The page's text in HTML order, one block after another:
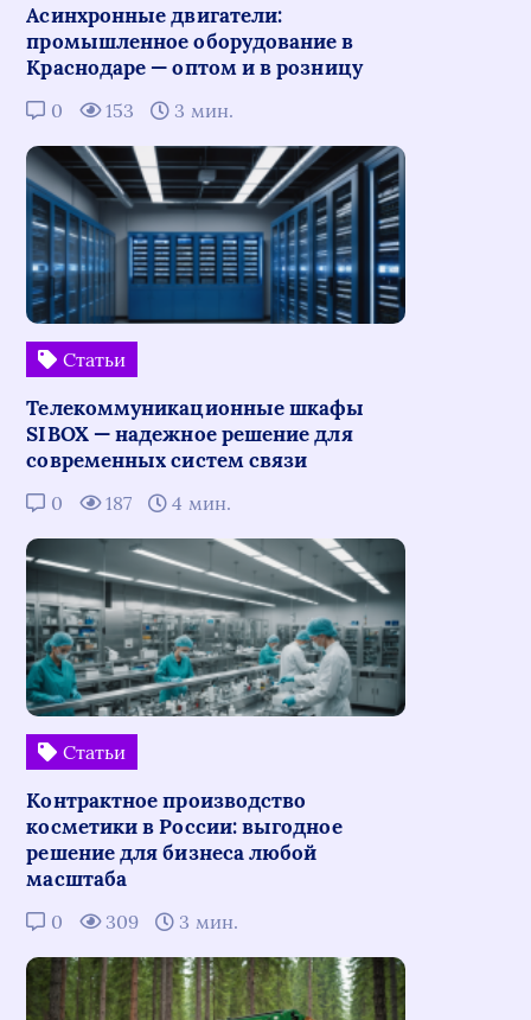
Асинхронные двигатели:
промышленное оборудование в
Краснодаре — оптом и в розницу
0 153 3 мин.
Статьи
Телекоммуникационные шкафы
SIBOX — надежное решение для
современных систем связи
0 187 4 мин.
Статьи
Контрактное производство
косметики в России: выгодное
решение для бизнеса любой
масштаба
0 309 3 мин.